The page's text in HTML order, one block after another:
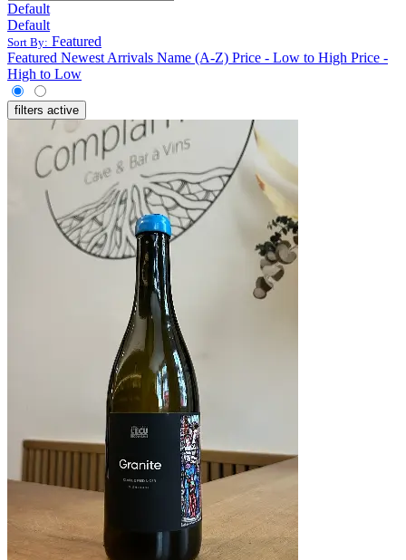
Default
Default
Sort By: Featured
Featured Newest Arrivals Name (A-Z) Price - Low to High Price -
High to Low
filters active